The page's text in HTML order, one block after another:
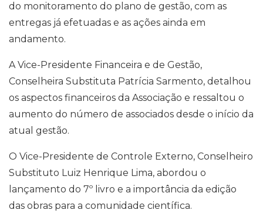
do monitoramento do plano de gestão, com as
entregas já efetuadas e as ações ainda em
andamento.
A Vice-Presidente Financeira e de Gestão,
Conselheira Substituta Patrícia Sarmento, detalhou
os aspectos financeiros da Associação e ressaltou o
aumento do número de associados desde o início da
atual gestão.
O Vice-Presidente de Controle Externo, Conselheiro
Substituto Luiz Henrique Lima, abordou o
lançamento do 7º livro e a importância da edição
das obras para a comunidade científica.